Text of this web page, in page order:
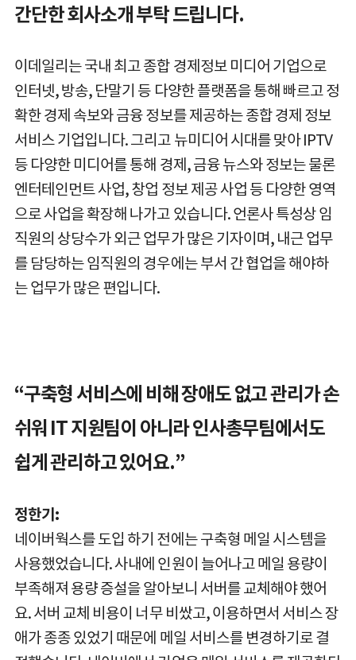
간단한 회사소개 부탁 드립니다.
이데일리는 국내 최고 종합 경제정보 미디어 기업으로
인터넷, 방송, 단말기 등 다양한 플랫폼을 통해 빠르고 정
확한 경제 속보와 금융 정보를 제공하는 종합 경제 정보
서비스 기업입니다. 그리고 뉴미디어 시대를 맞아 IPTV
등 다양한 미디어를 통해 경제, 금융 뉴스와 정보는 물론
엔터테인먼트 사업, 창업 정보 제공 사업 등 다양한 영역
으로 사업을 확장해 나가고 있습니다. 언론사 특성상 임
직원의 상당수가 외근 업무가 많은 기자이며, 내근 업무
를 담당하는 임직원의 경우에는 부서 간 협업을 해야하
는 업무가 많은 편입니다.
“구축형 서비스에 비해 장애도 없고 관리가 손
쉬워 IT 지원팀이 아니라 인사총무팀에서도
쉽게 관리하고 있어요.”
정한기:
네이버웍스를 도입 하기 전에는 구축형 메일 시스템을
사용했었습니다. 사내에 인원이 늘어나고 메일 용량이
부족해져 용량 증설을 알아보니 서버를 교체해야 했어
요. 서버 교체 비용이 너무 비쌌고, 이용하면서 서비스 장
애가 종종 있었기 때문에 메일 서비스를 변경하기로 결